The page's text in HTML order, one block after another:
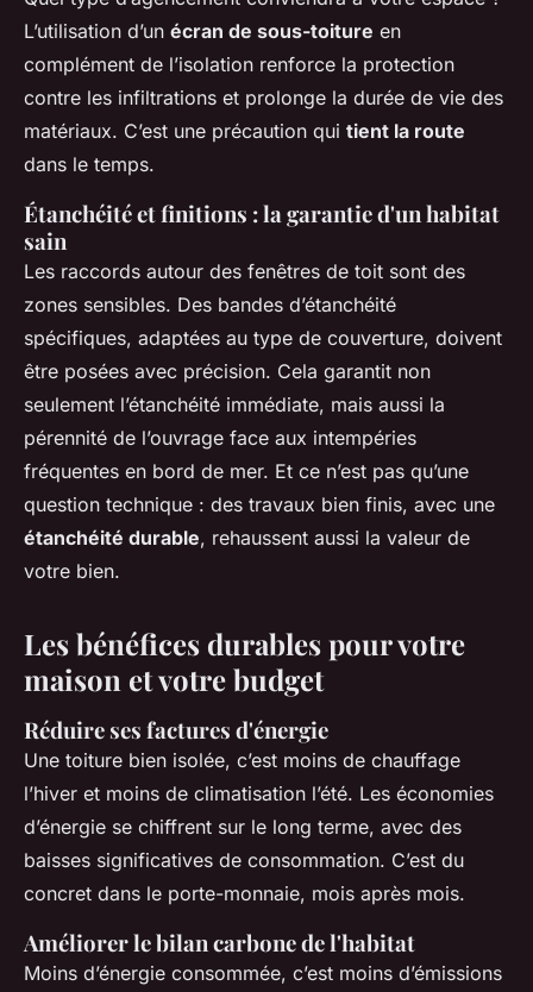
L’utilisation d’un écran de sous-toiture en
complément de l’isolation renforce la protection
contre les infiltrations et prolonge la durée de vie des
matériaux. C’est une précaution qui tient la route
dans le temps.
Étanchéité et finitions : la garantie d'un habitat
sain
Les raccords autour des fenêtres de toit sont des
zones sensibles. Des bandes d’étanchéité
spécifiques, adaptées au type de couverture, doivent
être posées avec précision. Cela garantit non
seulement l’étanchéité immédiate, mais aussi la
pérennité de l’ouvrage face aux intempéries
fréquentes en bord de mer. Et ce n’est pas qu’une
question technique : des travaux bien finis, avec une
étanchéité durable, rehaussent aussi la valeur de
votre bien.
Les bénéfices durables pour votre
maison et votre budget
Réduire ses factures d'énergie
Une toiture bien isolée, c’est moins de chauffage
l’hiver et moins de climatisation l’été. Les économies
d’énergie se chiffrent sur le long terme, avec des
baisses significatives de consommation. C’est du
concret dans le porte-monnaie, mois après mois.
Améliorer le bilan carbone de l'habitat
Moins d’énergie consommée, c’est moins d’émissions